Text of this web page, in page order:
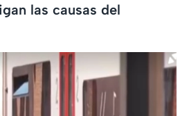
las causas del